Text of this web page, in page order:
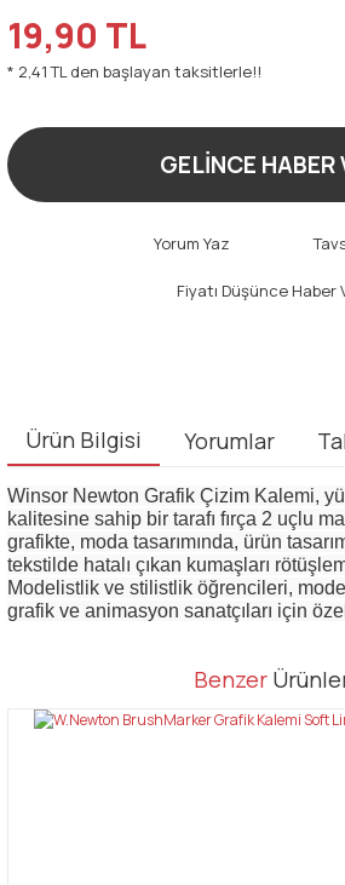
19,90 TL
* 2,41 TL den başlayan taksitlerle!!
GELİNCE HABER
Yorum Yaz
Fiyatı Düşünce Haber
Ürün Bilgisi Yorumlar
Winsor Newton Grafik Çizim Kalemi,
kalitesine sahip bir tarafı fırça 2 uçlu
grafikte, moda tasarımında, ürün
tekstilde hatalı çıkan kumaşları
Modelistlik ve stilistlik öğrencileri,
grafik ve animasyon sanatçıları için özel
Bu ürüne ilk yorumu siz
Bu ürünün fiyat bilgisi, resim, ürün
tarafımıza iletebilirsiniz.
Benzer